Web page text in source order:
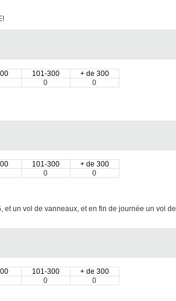
101-300
+ de 300
0
0
101-300
+ de 300
0
0
un vol de vanneaux, et en fin de journée un vol de
101-300
+ de 300
0
0